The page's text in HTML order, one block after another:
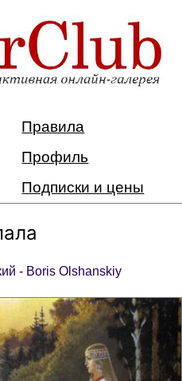
Правила
Профиль
Подписки и цены
- Boris Olshanskiy